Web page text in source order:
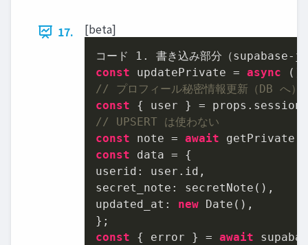
17. [beta]
コード
1.
const updatePrivate = async
// プロフィール秘密情報更新（DB へ）
const
// UPSERT は使わない
const note = await
const data = {
userid: user.id,
secret_note: secretNote(),
updated_at: new Date(),
const { error } = await